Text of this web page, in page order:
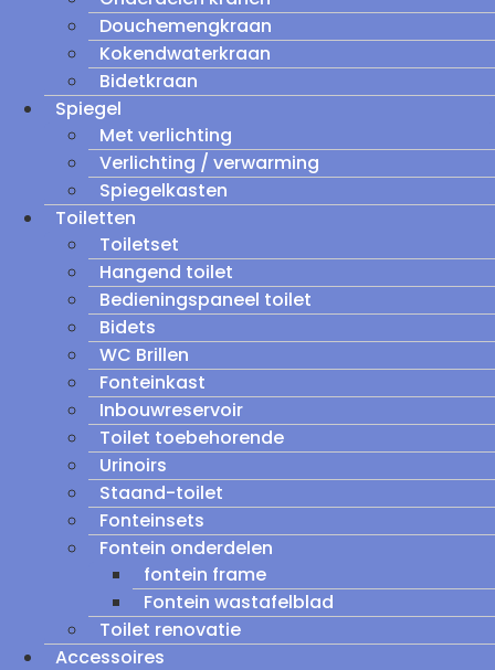
Douchemengkraan
Kokendwaterkraan
Bidetkraan
Spiegel
Met verlichting
Verlichting / verwarming
Spiegelkasten
Toiletten
Toiletset
Hangend toilet
Bedieningspaneel toilet
Bidets
WC Brillen
Fonteinkast
Inbouwreservoir
Toilet toebehorende
Urinoirs
Staand-toilet
Fonteinsets
Fontein onderdelen
fontein frame
Fontein wastafelblad
Toilet renovatie
Accessoires